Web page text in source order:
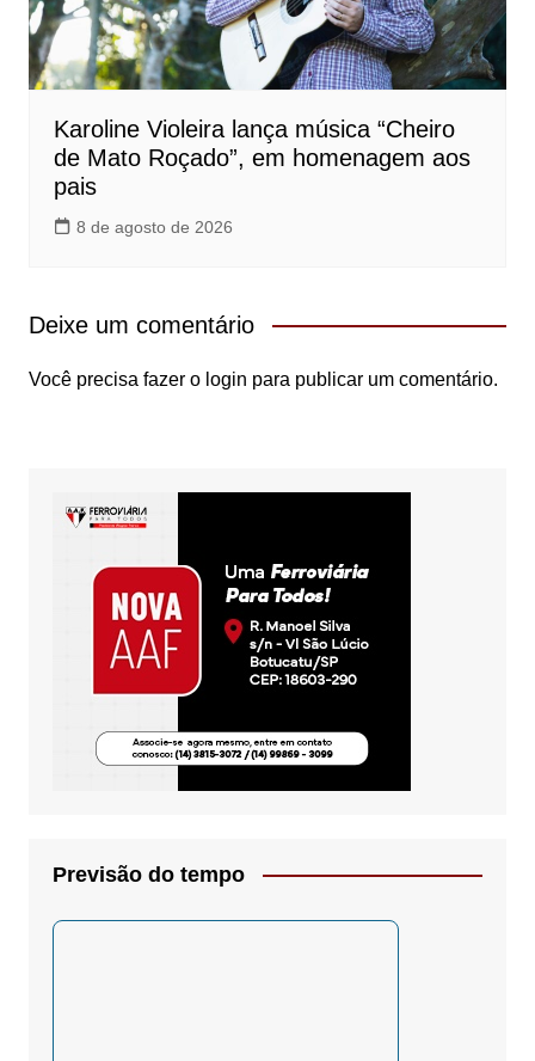
Karoline Violeira lança música “Cheiro
de Mato Roçado”, em homenagem aos
pais
8 de agosto de 2026
Deixe um comentário
Você precisa fazer o login para publicar um comentário.
Previsão do tempo